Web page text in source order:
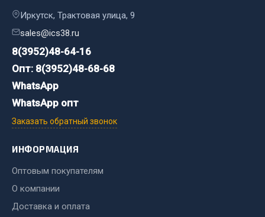
Тормозная система
Весь раздел
Запчасти HOWO
Двигатель
Иркутск, Трактовая улица, 9
sales@ics38.ru
8(3952)48-64-16
Опт: 8(3952)48-68-68
WhatsApp
WhatsApp опт
Заказать обратный звонок
ИНФОРМАЦИЯ
Оптовым покупателям
О компании
Доставка и оплата